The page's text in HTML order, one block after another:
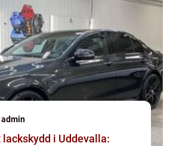
admin
i Uddevalla: